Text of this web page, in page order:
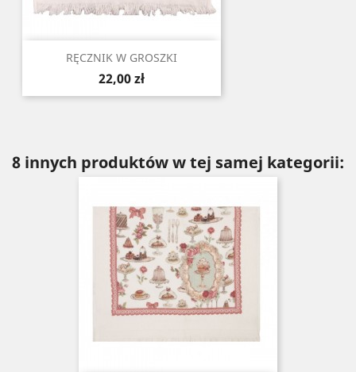
RĘCZNIK W GROSZKI
Cena
22,00 zł
8 innych produktów w tej samej kategorii: